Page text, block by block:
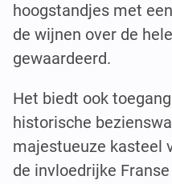
hoogstandjes met een
de wijnen over de
gewaardeerd.
Het biedt ook
historische
majestueuze kasteel
de invloedrijke